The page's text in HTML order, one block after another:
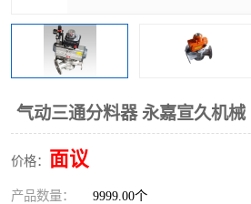
气动三通分料器 永嘉宣久机械
价格： 面议
产品数量： 9999.00个
粉体分路阀
管道换向器